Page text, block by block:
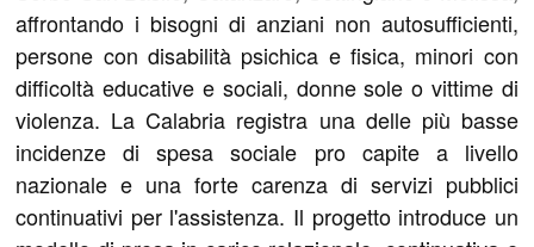
affrontando i bisogni di anziani non autosufficienti,
persone con disabilità psichica e fisica, minori con
difficoltà educative e sociali, donne sole o vittime di
violenza. La Calabria registra una delle più basse
incidenze di spesa sociale pro capite a livello
nazionale e una forte carenza di servizi pubblici
continuativi per l'assistenza. Il progetto introduce un